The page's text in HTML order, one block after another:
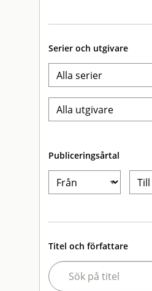
Serier och utgivare
Publiceringsårtal
Titel och författare